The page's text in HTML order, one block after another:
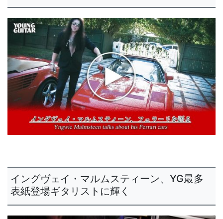
イングヴェイ・マルムスティーン、YG最多
表紙登場ギタリストに輝く